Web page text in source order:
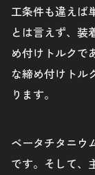
工条件も違えば
とは言えず、装
め付けトルクで
な締め付けトル
ります。
ベータチタニウ
です。そして、